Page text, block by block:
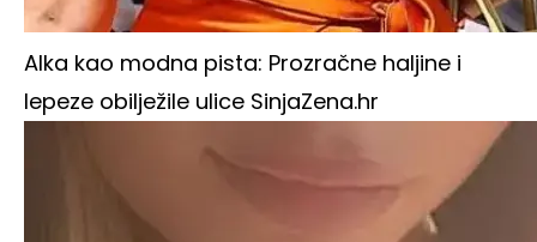
Alka kao modna pista: Prozračne haljine i
lepeze obilježile ulice SinjaZena.hr